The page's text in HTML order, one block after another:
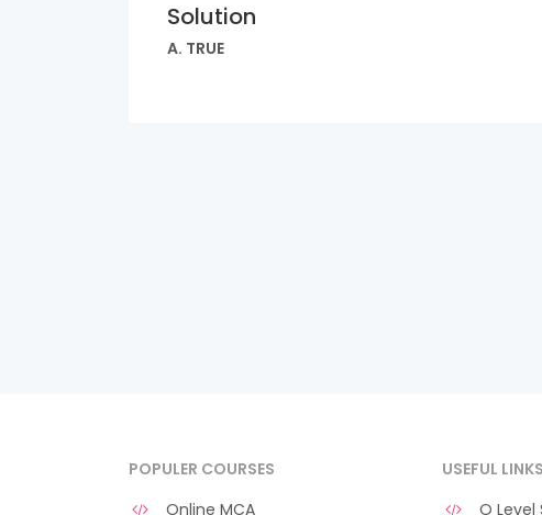
Solution
A. TRUE
POPULER COURSES
Online MCA
USEFUL LINKS
O Level